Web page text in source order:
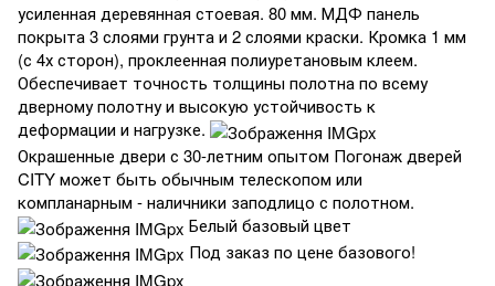
усиленная деревянная стоевая. 80 мм. МДФ панель
покрыта 3 слоями грунта и 2 слоями краски. Кромка 1 мм
(с 4х сторон), проклеенная полиуретановым клеем.
Обеспечивает точность толщины полотна по всему
дверному полотну и высокую устойчивость к
деформации и нагрузке.
Окрашенные двери с 30-летним опытом Погонаж дверей
CITY может быть обычным телескопом или
компланарным - наличники заподлицо с полотном.
Белый базовый цвет
Под заказ по цене базового!